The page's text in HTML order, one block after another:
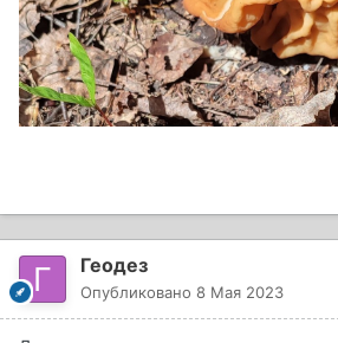
Геодез
Опубликовано 8 Мая 2023